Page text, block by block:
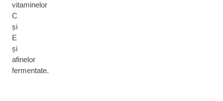
vitaminelor
C
și
E
și
afinelor
fermentate.